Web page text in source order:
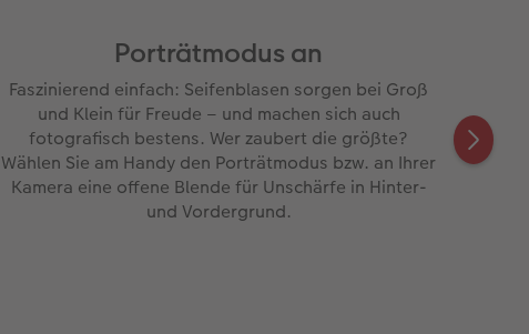
Porträtmodus an
Faszinierend einfach: Seifenblasen sorgen bei Groß
und Klein für Freude – und machen sich auch
fotografisch bestens. Wer zaubert die größte?
Wählen Sie am Handy den Porträtmodus bzw. an Ihrer
Kamera eine offene Blende für Unschärfe in Hinter-
und Vordergrund.